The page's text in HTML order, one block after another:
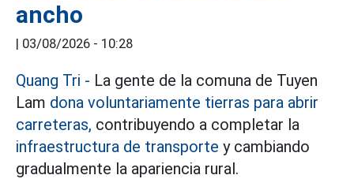
ancho
| 03/08/2026 - 10:28
Quang Tri - La gente de la comuna de Tuyen
Lam dona voluntariamente tierras para abrir
carreteras, contribuyendo a completar la
infraestructura de transporte y cambiando
gradualmente la apariencia rural.